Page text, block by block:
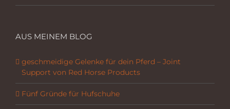
AUS MEINEM BLOG
geschmeidige Gelenke für dein Pferd – Joint
Support von Red Horse Products
Fünf Gründe für Hufschuhe